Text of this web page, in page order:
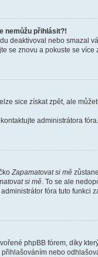
nemůžu přihlásit?!
deaktivoval nebo smazal
se znovu a pokuste se více
sice získat zpět, ale
administrátora fóra.
Zapamatovat si mě
si mě . To se ale
fóra tuto funkci
phpBB fórem, díky
nebo